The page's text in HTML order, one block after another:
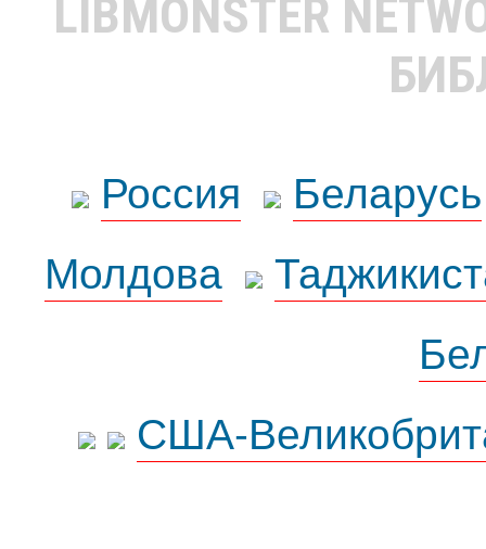
LIBMONSTER
Россия
Беларусь
Молдова
США-